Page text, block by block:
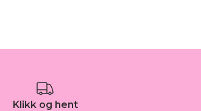
Klikk og hent